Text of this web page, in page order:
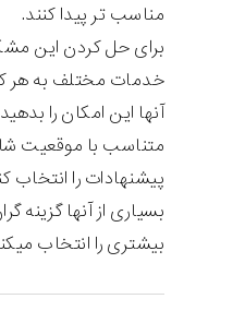
مناسب تر پیدا کنند.
برای حل کردن این
خدمات مختلف به هر
آنها این امکان را
متناسب با موقعیت
پیشنهادات را انتخاب
بسیاری از آنها گزینه
بیشتری را انتخاب